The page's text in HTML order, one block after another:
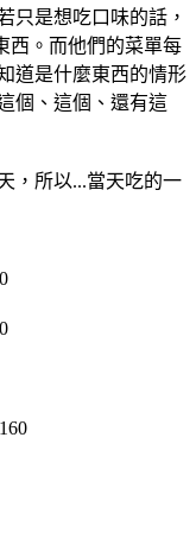
只是想吃口味的話，
西。而他們的菜單每
道是什麼東西的情形
個、這個、還有這
，所以...當天吃的一